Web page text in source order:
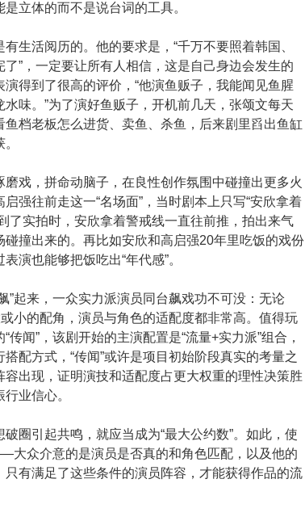
立体的而不是说台词的工具。
活阅历的。他的要求是，“千万不要照着韩国、
”，一定要让所有人相信，这是自己身边会发生的
得到了很高的评价，“他演鱼贩子，我能闻见鱼腥
味。”为了演好鱼贩子，开机前几天，张颂文每天
档老板怎么进货、卖鱼、杀鱼，后来剧里舀出鱼缸
，拼命动脑子，在良性创作氛围中碰撞出更多火
强往前走这一“名场面”，当时剧本上只写“安欣拿着
了实拍时，安欣拿着警戒线一直往前推，拍出来气
撞出来的。再比如安欣和高启强20年里吃饭的戏份
演也能够把饭吃出“年代感”。
来，一众实力派演员同台飙戏功不可没：无论
小的配角，演员与角色的适配度都非常高。值得玩
闻”，该剧开始的主演配置是“流量+实力派”组合，
配方式，“传闻”或许是项目初始阶段真实的考量之
出现，证明演技和适配度占更大权重的理性决策胜
业信心。
引起共鸣，就应当成为“最大公约数”。如此，使
大众介意的是演员是否真的和角色匹配，以及他的
有满足了这些条件的演员阵容，才能获得作品的流